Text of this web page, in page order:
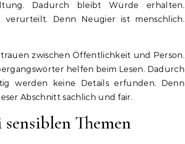
Dadurch bleibt Würde erhalten.
verurteilt. Denn Neugier ist menschlich.
zwischen Öffentlichkeit und Person.
helfen beim Lesen. Dadurch
werden keine Details erfunden. Denn
Abschnitt sachlich und fair.
Themen